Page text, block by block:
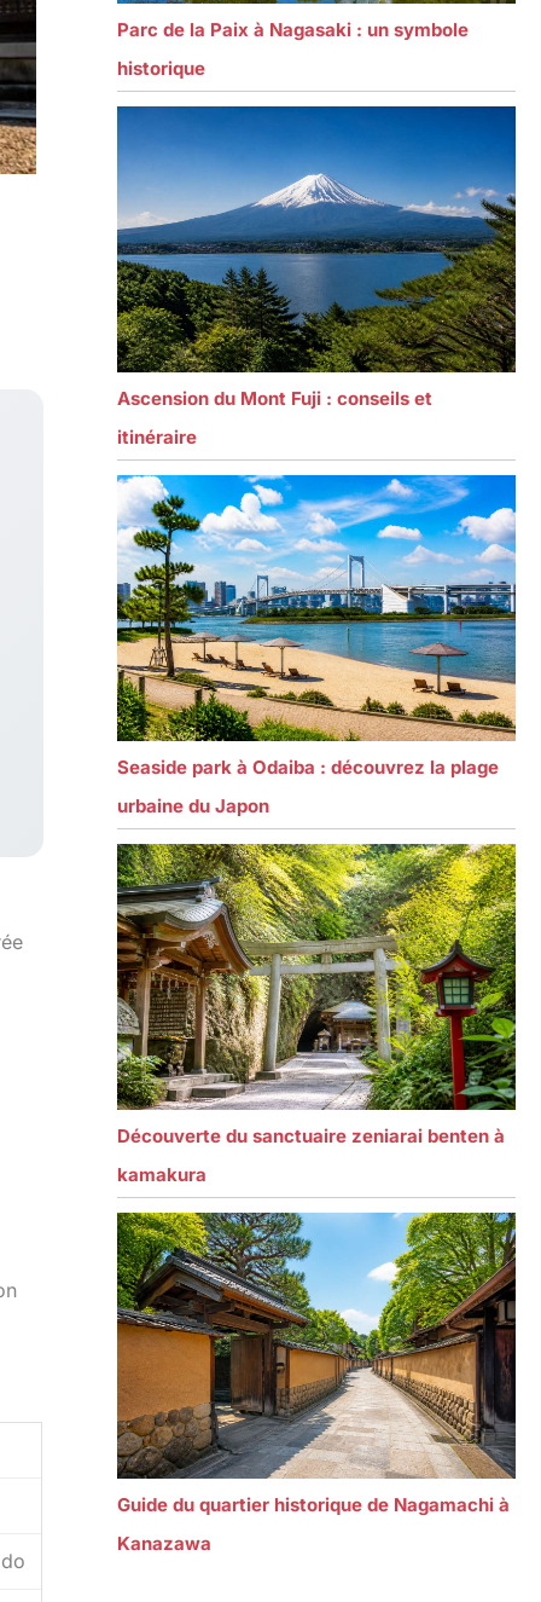
Parc de la Paix à Nagasaki : un symbole
historique
Ascension du Mont Fuji : conseils et
itinéraire
Seaside park à Odaiba : découvrez la plage
urbaine du Japon
Découverte du sanctuaire zeniarai benten à
kamakura
Guide du quartier historique de Nagamachi à
Kanazawa